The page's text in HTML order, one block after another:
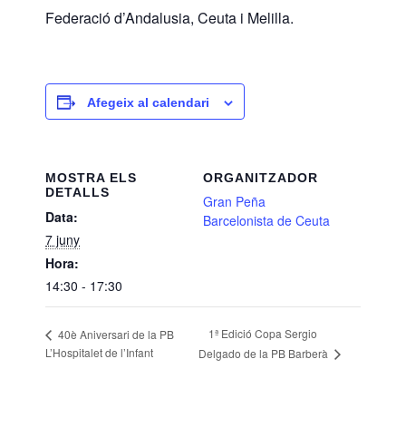
Federació d’Andalusia, Ceuta i Melilla.
Afegeix al calendari
MOSTRA ELS
DETALLS
Data:
7 juny
Hora:
14:30 - 17:30
ORGANITZADOR
Gran Peña
Barcelonista de Ceuta
40è Aniversari de la PB
L’Hospitalet de l’Infant
1ª Edició Copa Sergio
Delgado de la PB Barberà